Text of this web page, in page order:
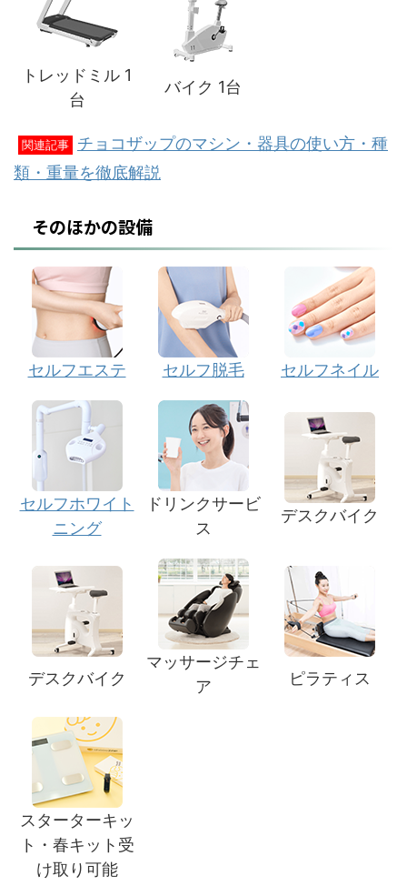
トレッドミル 1
台
バイク 1台
関連記事
チョコザップのマシン・器具の使い方・種
類・重量を徹底解説
そのほかの設備
セルフエステ セルフ脱毛 セルフネイル
セルフホワイト
ニング
ドリンクサービ
ス
デスクバイク
デスクバイク
マッサージチェ
ア
ピラティス
スターターキッ
ト・春キット受
け取り可能